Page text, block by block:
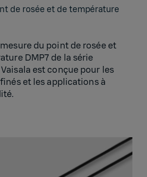
de rosée et de tem­pé­ra­ture
du point de rosée et
DMP7 de la série
Vaisala est conçue pour les
et les applications à